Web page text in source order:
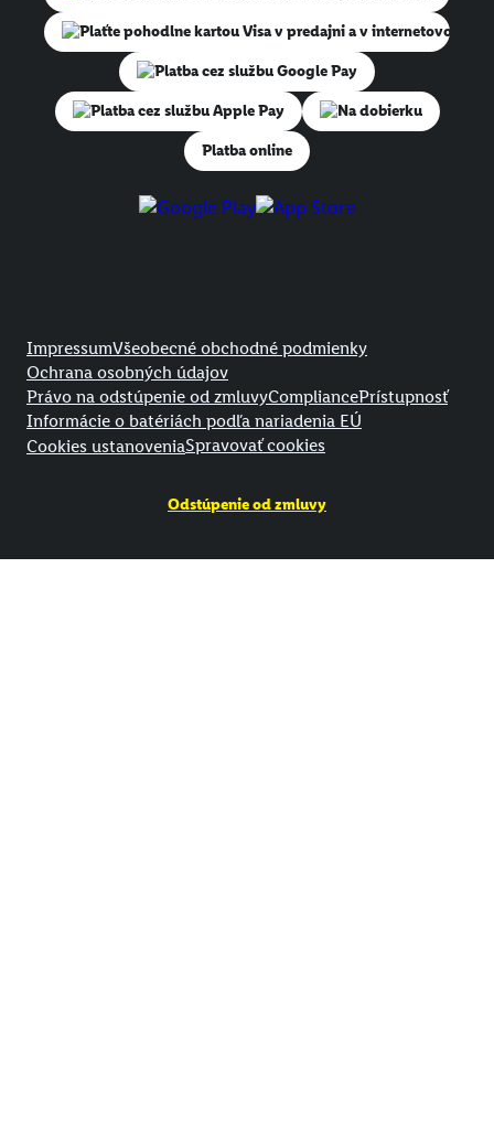
Na dobierku
Platba online
ImpressumVšeobecné obchodné podmienky
Ochrana osobných údajov
Právo na odstúpenie od zmluvyCompliancePrístupnosť
Informácie o batériách podľa nariadenia EÚ
Cookies ustanoveniaSpravovať cookies
Odstúpenie od zmluvy